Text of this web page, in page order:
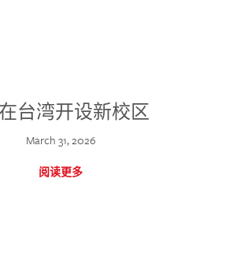
台湾开设新校区
March 31, 2026
阅读更多